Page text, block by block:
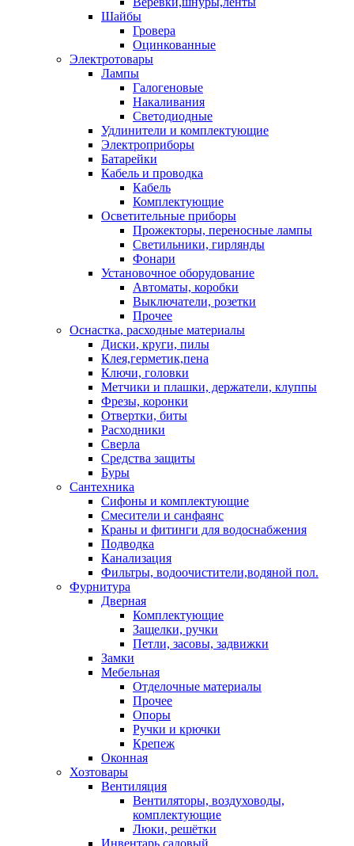
Шайбы
Гровера
Оцинкованные
Электротовары
Лампы
Галогеновые
Накаливания
Светодиодные
Удлинители и комплектующие
Электроприборы
Батарейки
Кабель и проводка
Кабель
Комплектующие
Осветительные приборы
Прожекторы, переносные лампы
Светильники, гирлянды
Фонари
Установочное оборудование
Автоматы, коробки
Выключатели, розетки
Прочее
Оснастка, расходные материалы
Диски, круги, пилы
Клея,герметик,пена
Ключи, головки
Метчики и плашки, держатели, клуппы
Фрезы, коронки
Отвертки, биты
Расходники
Сверла
Средства защиты
Буры
Сантехника
Сифоны и комплектующие
Смесители и санфаянс
Краны и фитинги для водоснабжения
Подводка
Канализация
Фильтры, водоочистители,водяной пол.
Фурнитура
Дверная
Комплектующие
Защелки, ручки
Петли, засовы, задвижки
Замки
Мебельная
Отделочные материалы
Прочее
Опоры
Ручки и крючки
Крепеж
Оконная
Хозтовары
Вентиляция
Вентиляторы, воздуховоды,
комплектующие
Люки, решётки
Инвентарь садовый